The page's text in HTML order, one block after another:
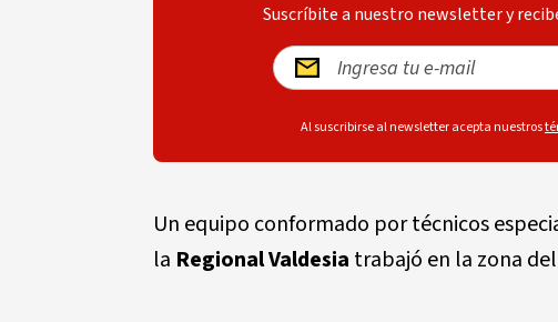
Suscríbite a nuestro newsletter y
Al suscribirse al newsletter acepta nuestros
Un equipo conformado por técnicos
la Regional Valdesia trabajó en la zona